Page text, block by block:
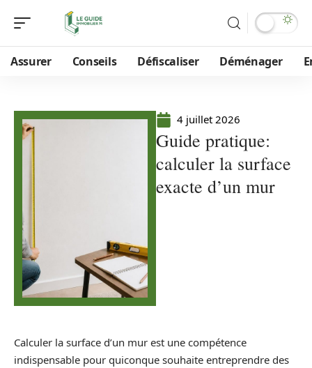
Assurer Conseils Défiscaliser Déménager
4 juillet 2026
Guide pratique:
calculer la surface
exacte d’un mur
Calculer la surface d’un mur est une compétence
indispensable pour quiconque souhaite entreprendre des